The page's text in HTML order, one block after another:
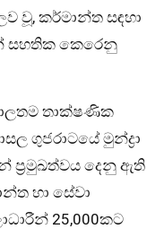
වූ, කර්මාන්ත සඳහා
සහතික කෙරෙනු
තාක්ෂණික
ගුජරාටයේ මුන්ද්‍රා
ප්‍රමුඛත්වය දෙනු ඇති
හා සේවා
25,000කට